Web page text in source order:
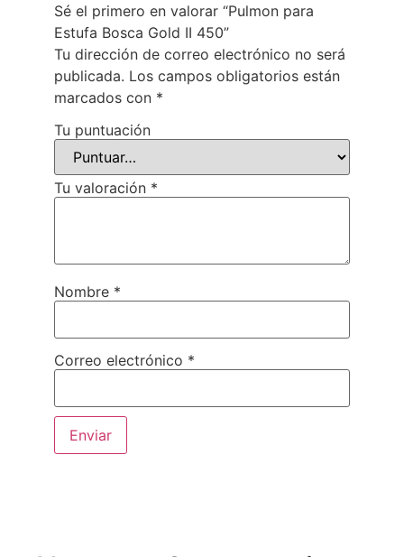
Sé el primero en valorar “Pulmon para
Estufa Bosca Gold II 450”
Tu dirección de correo electrónico no será
publicada. Los campos obligatorios están
marcados con *
Tu puntuación
Tu valoración *
Nombre *
Correo electrónico *